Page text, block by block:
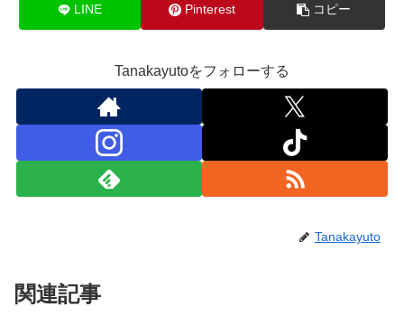
LINE Pinterest コピー
Tanakayutoをフォローする
Tanakayuto
関連記事